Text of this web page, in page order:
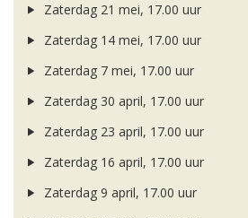
Zaterdag 21 mei, 17.00 uur
Zaterdag 14 mei, 17.00 uur
Zaterdag 7 mei, 17.00 uur
Zaterdag 30 april, 17.00 uur
Zaterdag 23 april, 17.00 uur
Zaterdag 16 april, 17.00 uur
Zaterdag 9 april, 17.00 uur